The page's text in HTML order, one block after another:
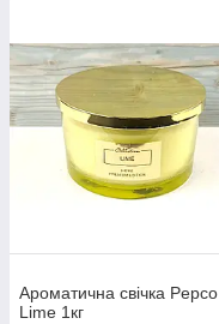
Ароматична свічка Pepco
Lime 1кг